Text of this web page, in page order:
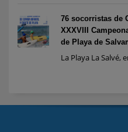
76 socorristas de
XXXVIII
de Playa de
La Playa La Salvé,